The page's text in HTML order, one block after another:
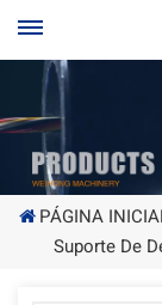
PÁGINA
Suporte De